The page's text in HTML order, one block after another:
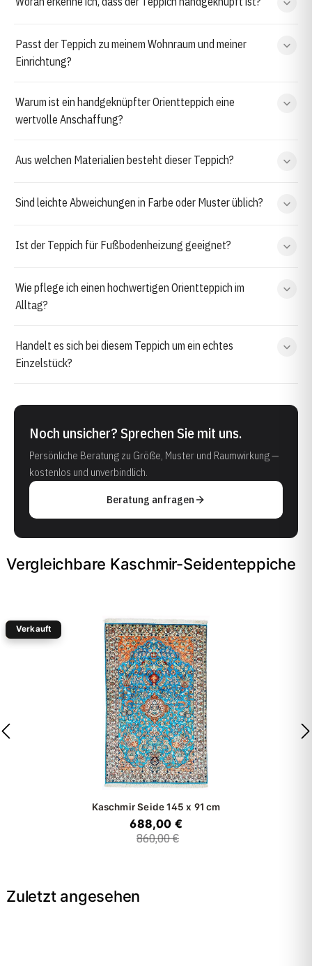
Passt der Teppich zu meinem Wohnraum und meiner
Einrichtung?
Warum ist ein handgeknüpfter Orientteppich eine
wertvolle Anschaffung?
Aus welchen Materialien besteht dieser Teppich?
Sind leichte Abweichungen in Farbe oder Muster üblich?
Ist der Teppich für Fußbodenheizung geeignet?
Wie pflege ich einen hochwertigen Orientteppich im
Alltag?
Handelt es sich bei diesem Teppich um ein echtes
Einzelstück?
Noch unsicher? Sprechen Sie mit uns.
Persönliche Beratung zu Größe, Muster und Raumwirkung —
kostenlos und unverbindlich.
Beratung anfragen
Vergleichbare Kaschmir-Seidenteppiche
Verkauft
-20%
Kaschmir Seide 145 x 91 cm
688,00 €
860,00 €
Zuletzt angesehen